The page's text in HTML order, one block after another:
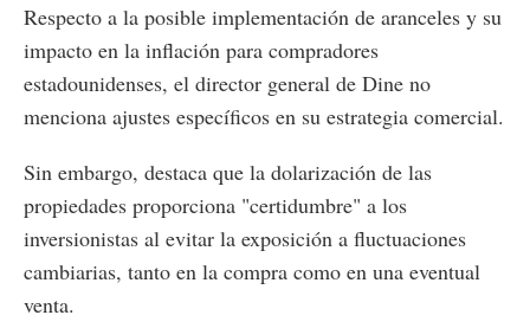
Respecto a la posible implementación de aranceles y su
impacto en la inflación para compradores
estadounidenses, el director general de Dine no
menciona ajustes específicos en su estrategia comercial.
Sin embargo, destaca que la dolarización de las
propiedades proporciona "certidumbre" a los
inversionistas al evitar la exposición a fluctuaciones
cambiarias, tanto en la compra como en una eventual
venta.